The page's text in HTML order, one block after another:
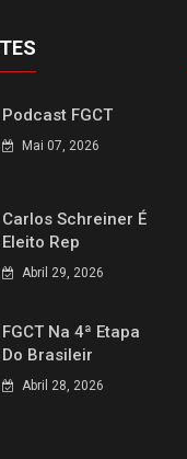
Podcast FGCT
Mai 07, 2026
Carlos Schreiner É
Eleito Rep
Abril 29, 2026
FGCT Na 4ª Etapa
Do Brasileir
Abril 28, 2026